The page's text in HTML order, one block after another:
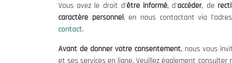
©
Vous avez le droit d'être informé, d'accéder, de
caractère personnel, en nous contactant via
contact.
Avant de donner votre consentement, nous vous
et ses services en ligne. Veuillez également consulter